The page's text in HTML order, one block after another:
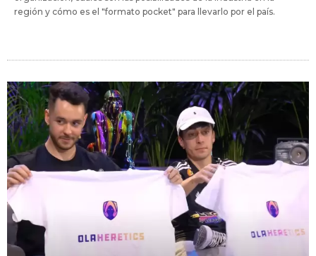
región y cómo es el "formato pocket" para llevarlo por el país.